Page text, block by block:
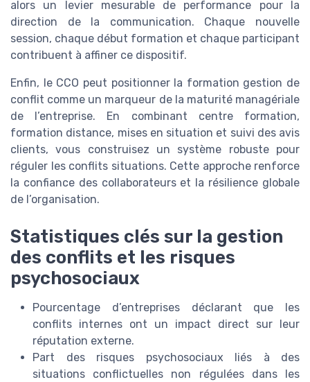
alors un levier mesurable de performance pour la
direction de la communication. Chaque nouvelle
session, chaque début formation et chaque participant
contribuent à affiner ce dispositif.
Enfin, le CCO peut positionner la formation gestion de
conflit comme un marqueur de la maturité managériale
de l’entreprise. En combinant centre formation,
formation distance, mises en situation et suivi des avis
clients, vous construisez un système robuste pour
réguler les conflits situations. Cette approche renforce
la confiance des collaborateurs et la résilience globale
de l’organisation.
Statistiques clés sur la gestion
des conflits et les risques
psychosociaux
Pourcentage d’entreprises déclarant que les
conflits internes ont un impact direct sur leur
réputation externe.
Part des risques psychosociaux liés à des
situations conflictuelles non régulées dans les